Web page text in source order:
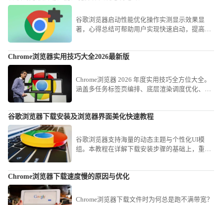
谷歌浏览器启动性能优化操作实测显示效果显
著，心得总结可帮助用户实现快速启动，提高浏
Chrome浏览器实用技巧大全2026最新版
Chrome浏览器 2026 年度实用技巧全方位大全。
涵盖多任务标签页编排、底层渲染调度优化、高
办公的全面生产力跃升。
谷歌浏览器下载安装及浏览器界面美化快速教程
谷歌浏览器支持海量的动态主题与个性化UI模
组。本教程在详解下载安装步骤的基础上，重点
调，为您打造一个既符合审美又极具手感的个性
Chrome浏览器下载速度慢的原因与优化
Chrome浏览器下载文件时为何总是跑不满带宽？